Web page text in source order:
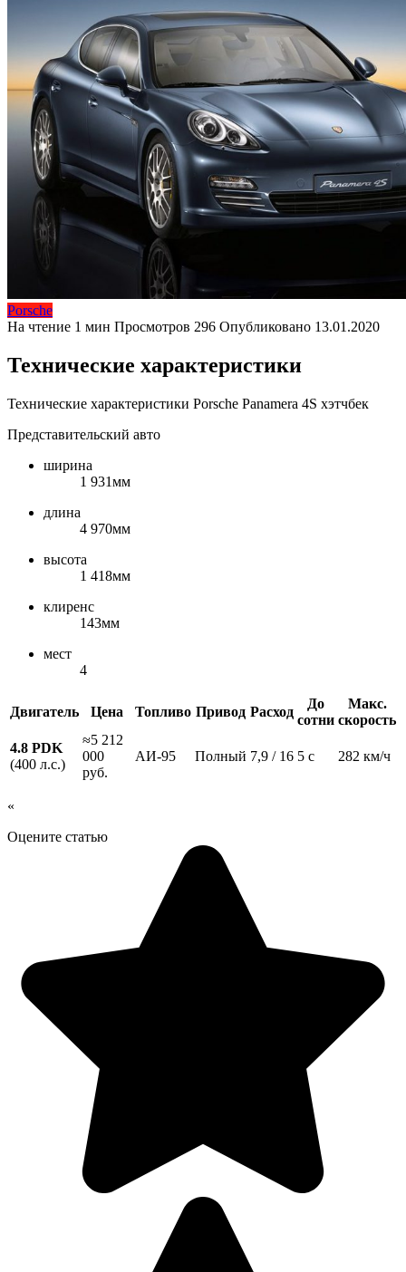
Porsche
На чтение 1 мин Просмотров 296 Опубликовано 13.01.2020
Технические характеристики
Технические характеристики Porsche Panamera 4S хэтчбек
Представительский авто
ширина
1 931мм
длина
4 970мм
высота
1 418мм
клиренс
143мм
мест
4
Двигатель Цена Топливо Привод Расход
До
сотни
Макс.
скорость
4.8 PDK
(400 л.с.)
≈5 212
000
руб.
АИ-95 Полный 7,9 / 16 5 с 282 км/ч
«
Оцените статью